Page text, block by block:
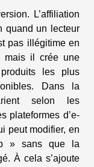
L’affiliation
quand un lecteur
pas illégitime en
mais il crée une
les plus
Dans la
selon les
plateformes d’e-
peut modifier, en
» sans que la
À cela s’ajoute